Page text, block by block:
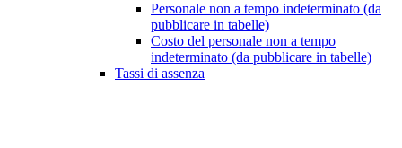
Personale non a tempo indeterminato (da
pubblicare in tabelle)
Costo del personale non a tempo
indeterminato (da pubblicare in tabelle)
Tassi di assenza